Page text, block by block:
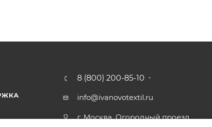
8 (800) 200-85-10
info@ivanovotextil.ru
г. Москва, Огородный проезд,